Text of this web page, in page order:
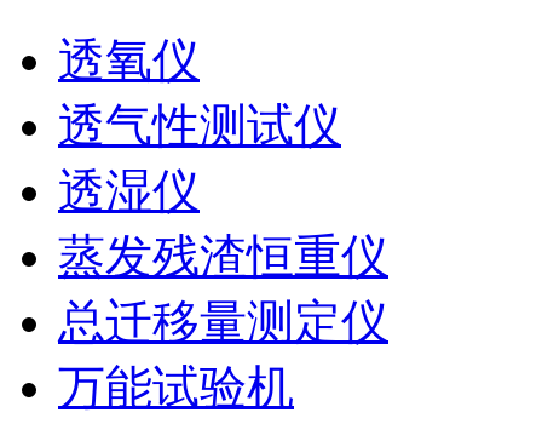
透氧仪
透气性测试仪
透湿仪
蒸发残渣恒重仪
总迁移量测定仪
万能试验机